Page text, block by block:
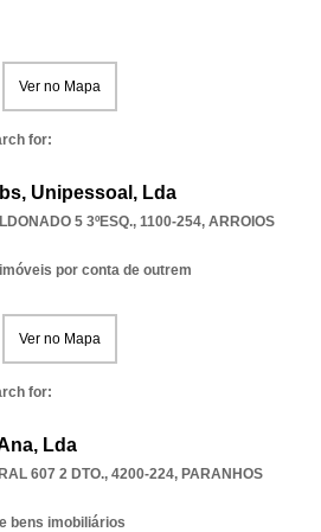
Ver no Mapa
for:
Unipessoal, Lda
5 3ºESQ., 1100-254, ARROIOS
por conta de outrem
Ver no Mapa
for:
Lda
607 2 DTO., 4200-224, PARANHOS
bens imobiliários